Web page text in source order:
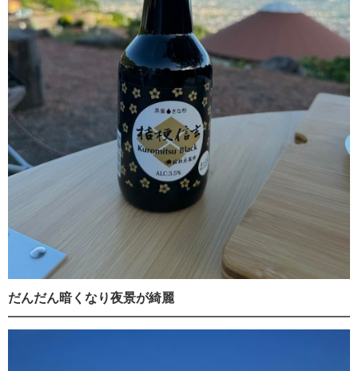
だんだん暗くなり夜景が綺麗